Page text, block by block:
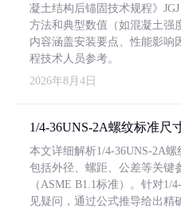
凝土结构后锚固技术规程》
方法和典型数值（如混凝土强
内容涵盖安装要点、性能影响
程技术人员参考。
2026年8月4日
1/4-36UNS-2A螺纹标准尺
本文详细解析1/4-36UNS-2A螺
包括外径、螺距、公差等关键
（ASME B1.1标准）。针对1/
见疑问，通过公式推导给出精